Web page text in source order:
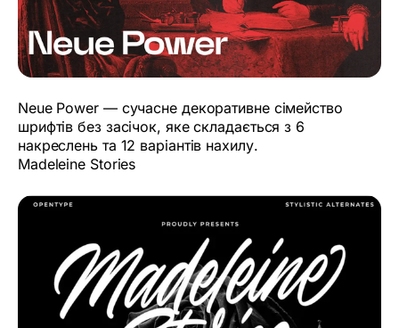
Neue Power — сучасне декоративне сімейство
шрифтів без засічок, яке складається з 6
накреслень та 12 варіантів нахилу.
Madeleine Stories